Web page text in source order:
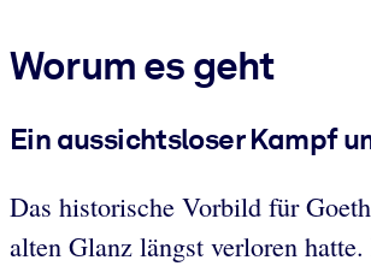
Worum es geht
Ein aussichtsloser Kampf
Das historische Vorbild für
alten Glanz längst verloren